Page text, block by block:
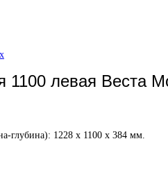
1100 левая Веста
глубина): 1228 х 1100 х 384 мм.